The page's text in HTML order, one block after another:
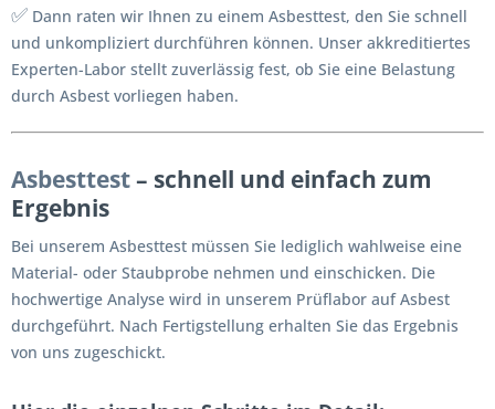
✅ Dann raten wir Ihnen zu einem Asbesttest, den Sie schnell
und unkompliziert durchführen können. Unser akkreditiertes
Experten-Labor stellt zuverlässig fest, ob Sie eine Belastung
durch Asbest vorliegen haben.
Asbesttest– schnell und einfach zum
Ergebnis
Bei unserem Asbesttest müssen Sie lediglich wahlweise eine
Material- oder Staubprobe nehmen und einschicken. Die
hochwertige Analyse wird in unserem Prüflabor auf Asbest
durchgeführt. Nach Fertigstellung erhalten Sie das Ergebnis
von uns zugeschickt.